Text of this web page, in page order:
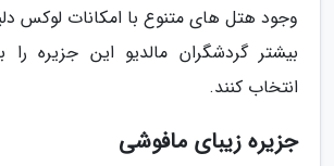
وجود هتل های متنوع با امکانات لوکس
بیشتر گردشگران مالدیو این جزیره
انتخاب کنند.
جزیره زیبای مافوشی